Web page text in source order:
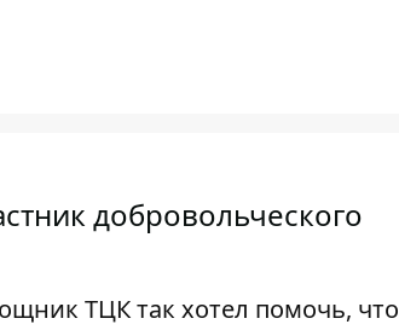
добровольческого
ТЦК так хотел помочь, что